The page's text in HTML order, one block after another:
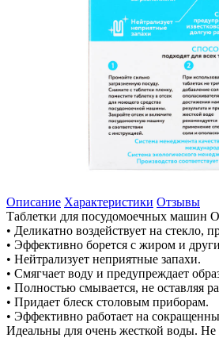
Описание Характеристики Отзывы
Таблетки для посудомоечных машин
• Деликатно воздействует на стекло,
• Эффективно борется с жиром и
• Нейтрализует неприятные запахи.
• Смягчает воду и предупреждает
• Полностью смывается, не оставляя
• Придает блеск столовым приборам.
• Эффективно работает на
Идеальны для очень жесткой воды. Не